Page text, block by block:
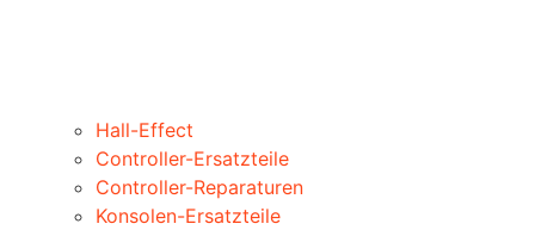
Hall-Effect
Controller-Ersatzteile
Controller-Reparaturen
Konsolen-Ersatzteile